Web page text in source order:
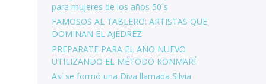
para mujeres de los años 50´s
FAMOSOS AL TABLERO: ARTISTAS QUE
DOMINAN EL AJEDREZ
PREPARATE PARA EL AÑO NUEVO
UTILIZANDO EL MÉTODO KONMARÍ
Así se formó una Diva llamada Silvia